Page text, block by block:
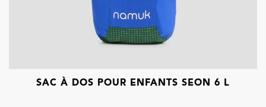
SAC À DOS POUR ENFANTS SEON 6 L